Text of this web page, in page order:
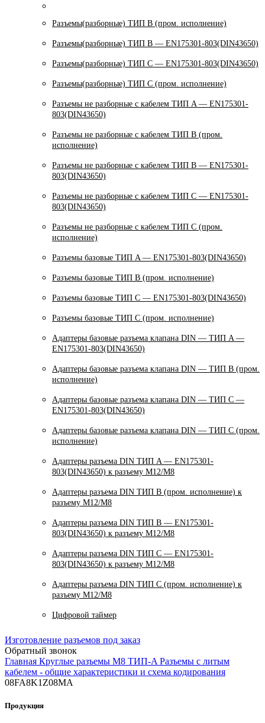
Разъемы(разборные) ТИП В (пром. исполнение)
Разъемы(разборные) ТИП B — EN175301-803(DIN43650)
Разъемы(разборные) ТИП C — EN175301-803(DIN43650)
Разъемы(разборные) ТИП С (пром. исполнение)
Разъемы не разборные с кабелем ТИП A — EN175301-
803(DIN43650)
Разъемы не разборные с кабелем ТИП B (пром.
исполнение)
Разъемы не разборные с кабелем ТИП B — EN175301-
803(DIN43650)
Разъемы не разборные с кабелем ТИП C — EN175301-
803(DIN43650)
Разъемы не разборные с кабелем ТИП C (пром.
исполнение)
Разъемы базовые ТИП A — EN175301-803(DIN43650)
Разъемы базовые ТИП В (пром. исполнение)
Разъемы базовые ТИП C — EN175301-803(DIN43650)
Разъемы базовые ТИП C (пром. исполнение)
Адаптеры базовые разъема клапана DIN — ТИП A —
EN175301-803(DIN43650)
Адаптеры базовые разъема клапана DIN — ТИП B (пром.
исполнение)
Адаптеры базовые разъема клапана DIN — ТИП C —
EN175301-803(DIN43650)
Адаптеры базовые разъема клапана DIN — ТИП C (пром.
исполнение)
Адаптеры разъема DIN ТИП A — EN175301-
803(DIN43650) к разъему M12/M8
Адаптеры разъема DIN ТИП B (пром. исполнение) к
разъему M12/M8
Адаптеры разъема DIN ТИП B — EN175301-
803(DIN43650) к разъему M12/M8
Адаптеры разъема DIN ТИП C — EN175301-
803(DIN43650) к разъему M12/M8
Адаптеры разъема DIN ТИП C (пром. исполнение) к
разъему M12/M8
Цифровой таймер
Изготовление разъемов под заказ
Обратный звонок
Главная Круглые разъемы M8 ТИП-A Разъемы с литым
кабелем - общие характеристики и схема кодирования
08FA8K1Z08MA
Продукция